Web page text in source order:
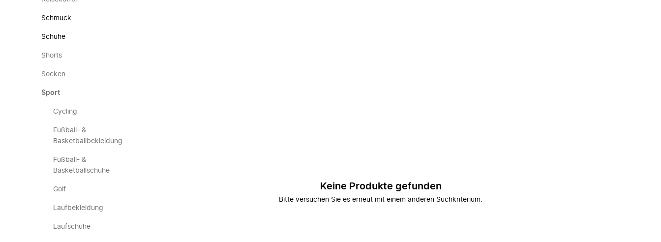
Schmuck
Schuhe
Shorts
Socken
Sport
Cycling
Fußball- &
Basketballbekleidung
Fußball- &
Basketballschuhe
Golf
Laufbekleidung
Laufschuhe
Keine Produkte gefunden
Bitte versuchen Sie es erneut mit einem anderen Suchkriterium.